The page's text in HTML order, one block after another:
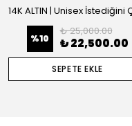
%10
₺ 25,000.00
₺ 22,500.00
SEPETE EKLE